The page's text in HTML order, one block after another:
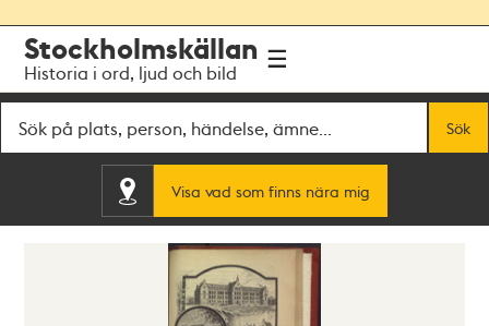
navigationen
huvudinnehållet
Stockholmskällan
Historia i ord, ljud och bild
Sök
Visa vad som finns nära mig